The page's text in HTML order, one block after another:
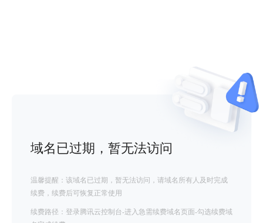
域名已过期，暂无法访问
温馨提醒：该域名已过期，暂无法访问，请域名所有人及时完成
续费，续费后可恢复正常使用
续费路径：登录腾讯云控制台-进入急需续费域名页面-勾选续费域